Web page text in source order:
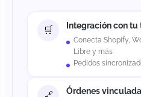
Integración con tu
Conecta Shopify,
Libre y más
Pedidos
Órdenes